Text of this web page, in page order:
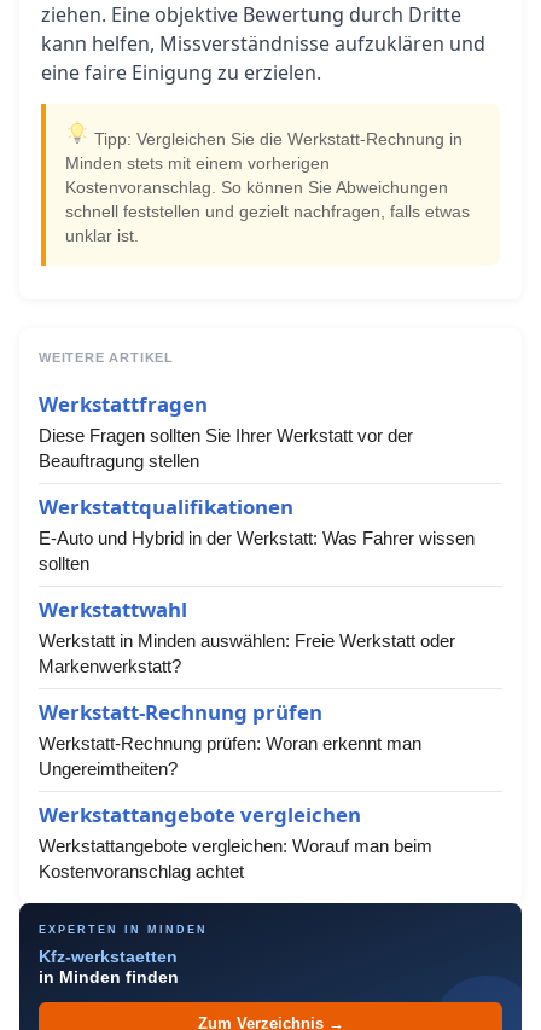
ziehen. Eine objektive Bewertung durch Dritte
kann helfen, Missverständnisse aufzuklären und
eine faire Einigung zu erzielen.
Tipp: Vergleichen Sie die Werkstatt-Rechnung in
Minden stets mit einem vorherigen
Kostenvoranschlag. So können Sie Abweichungen
schnell feststellen und gezielt nachfragen, falls etwas
unklar ist.
WEITERE ARTIKEL
Werkstattfragen
Diese Fragen sollten Sie Ihrer Werkstatt vor der
Beauftragung stellen
Werkstattqualifikationen
E-Auto und Hybrid in der Werkstatt: Was Fahrer wissen
sollten
Werkstattwahl
Werkstatt in Minden auswählen: Freie Werkstatt oder
Markenwerkstatt?
Werkstatt-Rechnung prüfen
Werkstatt-Rechnung prüfen: Woran erkennt man
Ungereimtheiten?
Werkstattangebote vergleichen
Werkstattangebote vergleichen: Worauf man beim
Kostenvoranschlag achtet
EXPERTEN IN MINDEN
Kfz-werkstaetten
in Minden finden
Zum Verzeichnis →